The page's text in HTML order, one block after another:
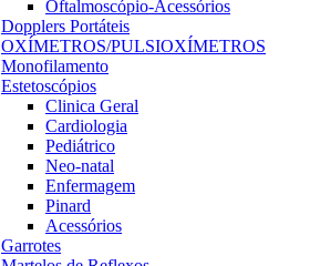
Oftalmoscópio-Acessórios
Dopplers Portáteis
OXÍMETROS/PULSIOXÍMETROS
Monofilamento
Estetoscópios
Clinica Geral
Cardiologia
Pediátrico
Neo-natal
Enfermagem
Pinard
Acessórios
Garrotes